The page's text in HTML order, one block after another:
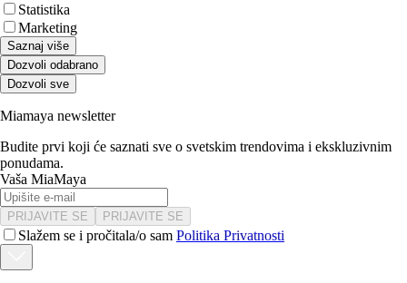
Statistika
Marketing
Saznaj više
Dozvoli odabrano
Dozvoli sve
Miamaya newsletter
Budite prvi koji će saznati sve o svetskim trendovima i ekskluzivnim
ponudama.
Vaša MiaMaya
PRIJAVITE SE PRIJAVITE SE
Slažem se i pročitala/o sam Politika Privatnosti